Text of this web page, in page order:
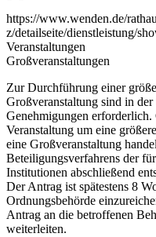
https://www.wenden.de/
z/detailseite/dienstleistung/
Veranstaltungen
Großveranstaltungen
Zur Durchführung einer
Großveranstaltung sind in
Genehmigungen erforderlich.
Veranstaltung um eine
eine Großveranstaltung
Beteiligungsverfahrens der
Institutionen abschließend
Der Antrag ist spätestens 8
Ordnungsbehörde
Antrag an die betroffenen
weiterleiten.